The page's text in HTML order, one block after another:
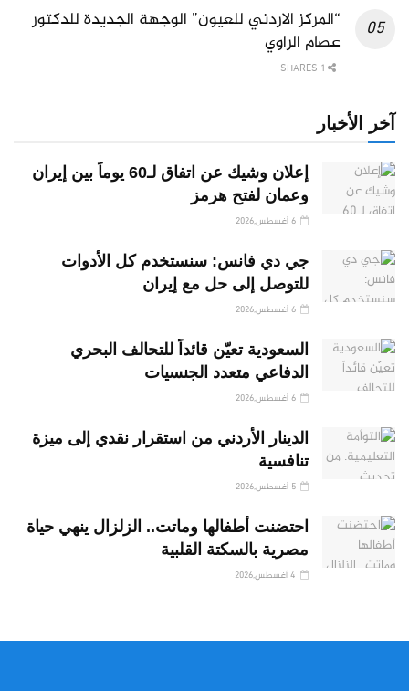
“المركز الاردني للعيون” الوجهة الجديدة للدكتور
عصام الراوي
آخر الأخبار
إعلان وشيك عن اتفاق لـ60 يوماً بين إيران
وعمان لفتح هرمز
جي دي فانس: سنستخدم كل الأدوات
للتوصل إلى حل مع إيران
السعودية تعيّن قائداً للتحالف البحري
الدفاعي متعدد الجنسيات
الدينار الأردني من استقرار نقدي إلى ميزة
تنافسية
احتضنت أطفالها وماتت.. الزلزال ينهي حياة
مصرية بالسكتة القلبية